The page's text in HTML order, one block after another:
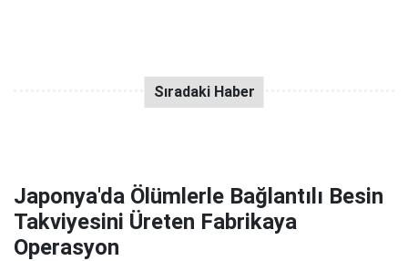
Japonya'da Ölümlerle Bağlantılı Besin
Takviyesini Üreten Fabrikaya
Operasyon